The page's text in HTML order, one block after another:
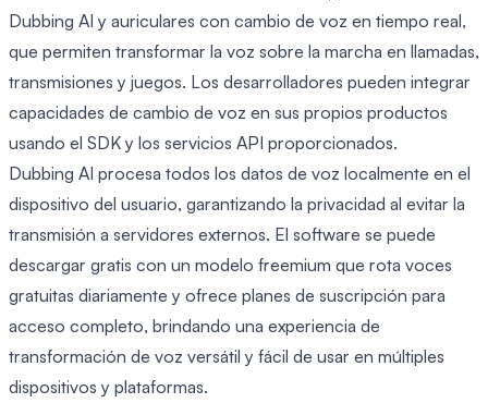
Dubbing AI y auriculares con cambio de voz en tiempo real,
que permiten transformar la voz sobre la marcha en llamadas,
transmisiones y juegos. Los desarrolladores pueden integrar
capacidades de cambio de voz en sus propios productos
usando el SDK y los servicios API proporcionados.
Dubbing AI procesa todos los datos de voz localmente en el
dispositivo del usuario, garantizando la privacidad al evitar la
transmisión a servidores externos. El software se puede
descargar gratis con un modelo freemium que rota voces
gratuitas diariamente y ofrece planes de suscripción para
acceso completo, brindando una experiencia de
transformación de voz versátil y fácil de usar en múltiples
dispositivos y plataformas.